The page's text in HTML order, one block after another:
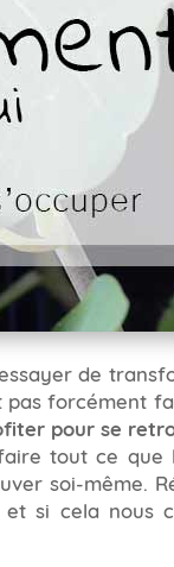
de
pas forcément
pour se
tout ce
soi-même.
si cela nous